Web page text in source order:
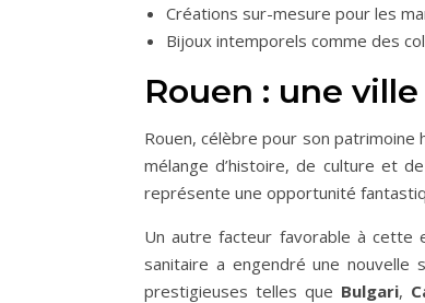
Créations sur-mesure pour les
Bijoux intemporels comme des
Rouen : une
Rouen, célèbre pour son
mélange d’histoire, de culture et
représente une opportunité
Un autre facteur favorable à cette
sanitaire a engendré une nouvelle
prestigieuses telles que Bulgari,